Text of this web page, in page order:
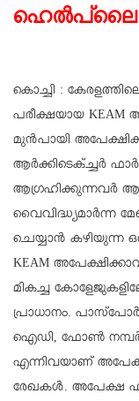
കൊച്ചി :
പരീക്ഷയായ
മുൻപായി
ആർക്കിടെക്ച്ചർ
ആഗ്രഹിക്കുന്നവർ
വൈവിദ്ധ്യമാർന്ന
ചെയ്യാൻ കഴിയുന്ന
KEAM
മികച്ച
പ്രാധാനം.
ഐഡി, ഫോൺ നമ്പർ,
എന്നിവയാണ്
രേഖകൾ. അപേക്ഷ